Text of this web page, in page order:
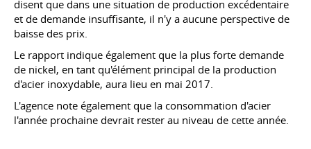
disent que dans une situation de production excédentaire
et de demande insuffisante, il n'y a aucune perspective de
baisse des prix.
Le rapport indique également que la plus forte demande
de nickel, en tant qu'élément principal de la production
d'acier inoxydable, aura lieu en mai 2017.
L'agence note également que la consommation d'acier
l'année prochaine devrait rester au niveau de cette année.